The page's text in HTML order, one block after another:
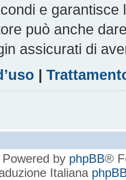
e garantisce
può anche
assicurati di
|
Powered by phpBB®
Italiana